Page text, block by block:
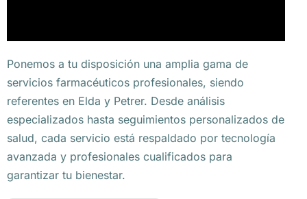
Ponemos a tu disposición una amplia gama de
servicios farmacéuticos profesionales, siendo
referentes en Elda y Petrer. Desde análisis
especializados hasta seguimientos personalizados de
salud, cada servicio está respaldado por tecnología
avanzada y profesionales cualificados para
garantizar tu bienestar.